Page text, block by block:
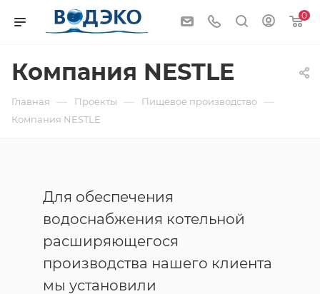
0
Компания NESTLE
Главная — Проекты — Пищевое производство —
Компания NESTLE
Для обеспечения
водоснабжения котельной
расширяющегося
производства нашего клиента
мы установили